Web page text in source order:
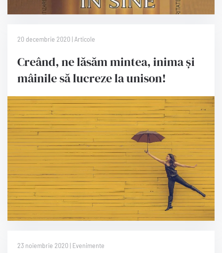
20 decembrie 2020 | Articole
Creând, ne lăsăm mintea, inima și
mâinile să lucreze la unison!
23 noiembrie 2020 | Evenimente